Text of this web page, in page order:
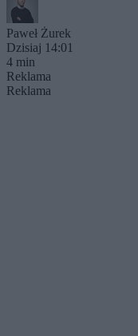
Paweł Żurek
Dzisiaj 14:01
4 min
Reklama
Reklama